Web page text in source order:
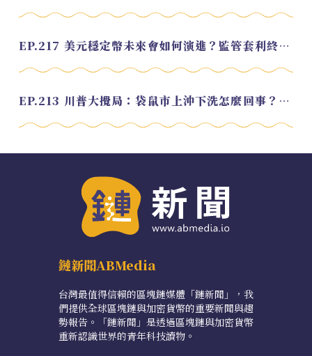
EP.217 美元穩定幣未來會如何演進？監管套利終將收斂？feat. 研究員 余哲安
EP.213 川普大攪局：袋鼠市上沖下洗怎麼回事？feat. Alvin
鏈新聞ABMedia
台灣最值得信賴的區塊鏈媒體「鏈新聞」，我
們提供全球區塊鏈與加密貨幣的重要新聞與趨
勢報告。「鏈新聞」是透過區塊鏈與加密貨幣
重新認識世界的青年科技讀物。